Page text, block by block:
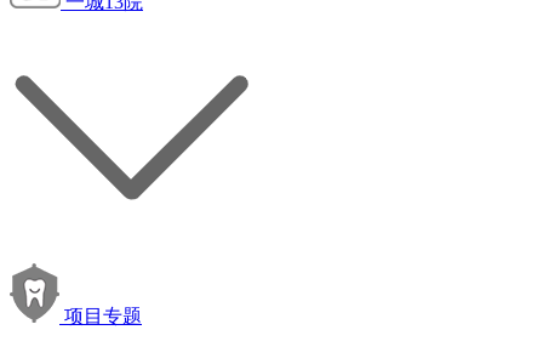
项目专题